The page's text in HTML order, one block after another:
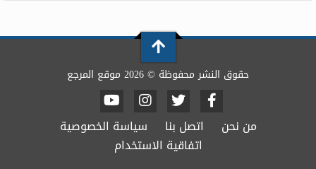
حقوق النشر محفوظة © 2026 موقع المرجع
من نحن اتصل بنا
سياسة الخصوصية
اتفاقية الاستخدام